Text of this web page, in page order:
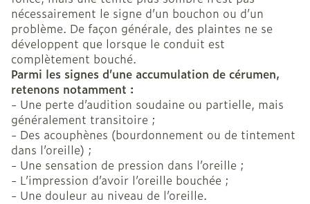
nécessairement le signe d’un bouchon ou d’un
problème. De façon générale, des plaintes ne se
développent que lorsque le conduit est
complètement bouché.
Parmi les signes d’une accumulation de cérumen,
retenons notamment :
- Une perte d’audition soudaine ou partielle, mais
généralement transitoire ;
- Des acouphènes (bourdonnement ou de tintement
dans l’oreille) ;
- Une sensation de pression dans l’oreille ;
- L’impression d’avoir l’oreille bouchée ;
- Une douleur au niveau de l’oreille.